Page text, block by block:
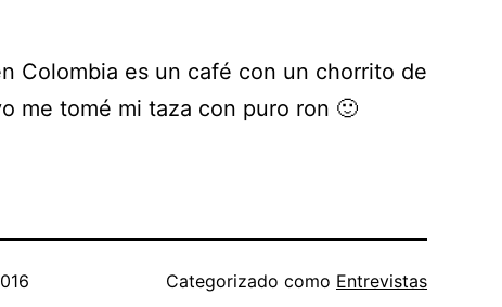
Colombia es un café con un chorrito de
me tomé mi taza con puro ron 🙂
Categorizado como Entrevistas